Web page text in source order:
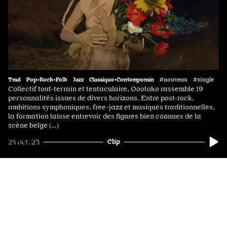
Trad Pop•Rock•Folk Jazz Classique•Contemporain #nouveau #single
Collectif tout-terrain et tentaculaire, Oootoko rassemble 19
personnalités issues de divers horizons. Entre post-rock,
ambitions symphoniques, free-jazz et musiques traditionnelles,
la formation laisse entrevoir des figures bien connues de la
scène belge (…)
24 oct. 23 Clip